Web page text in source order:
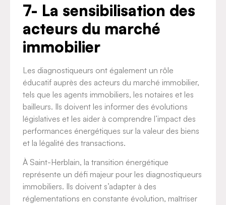
7- La sensibilisation des
acteurs du marché
immobilier
Les diagnostiqueurs ont également un rôle
éducatif auprès des acteurs du marché immobilier,
tels que les agents immobiliers, les notaires et les
bailleurs. Ils doivent les informer des évolutions
législatives et les aider à comprendre l’impact des
performances énergétiques sur la valeur des biens
et la légalité des transactions.
À Saint-Herblain, la transition énergétique
représente un défi majeur pour les diagnostiqueurs
immobiliers. Ils doivent s’adapter à des
réglementations en constante évolution, maîtriser